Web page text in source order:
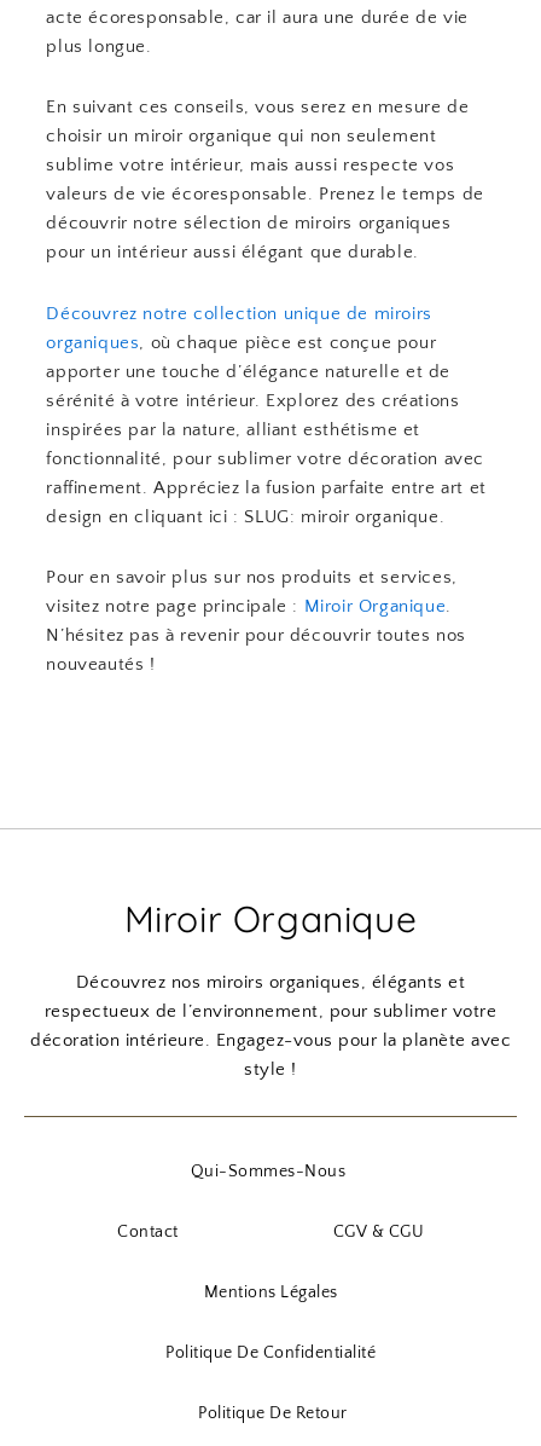
acte écoresponsable, car il aura une durée de vie
plus longue.
En suivant ces conseils, vous serez en mesure de
choisir un miroir organique qui non seulement
sublime votre intérieur, mais aussi respecte vos
valeurs de vie écoresponsable. Prenez le temps de
découvrir notre sélection de miroirs organiques
pour un intérieur aussi élégant que durable.
Découvrez notre collection unique de miroirs
organiques, où chaque pièce est conçue pour
apporter une touche d’élégance naturelle et de
sérénité à votre intérieur. Explorez des créations
inspirées par la nature, alliant esthétisme et
fonctionnalité, pour sublimer votre décoration avec
raffinement. Appréciez la fusion parfaite entre art et
design en cliquant ici : SLUG: miroir organique.
Pour en savoir plus sur nos produits et services,
visitez notre page principale : Miroir Organique.
N’hésitez pas à revenir pour découvrir toutes nos
nouveautés !
Miroir Organique
Découvrez nos miroirs organiques, élégants et
respectueux de l’environnement, pour sublimer votre
décoration intérieure. Engagez-vous pour la planète avec
style !
Qui-Sommes-Nous
Contact CGV & CGU
Mentions Légales
Politique De Confidentialité
Politique De Retour